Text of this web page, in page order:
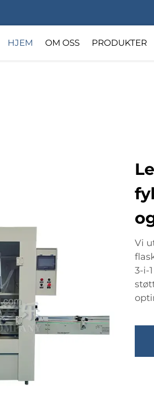
HJEM OM OSS PRODUKTER
Vi
3-i-